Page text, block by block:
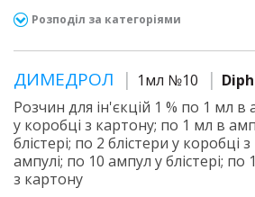
Розподіл за категоріями
ДИМЕДРОЛ 1мл №10
Розчин для ін'єкцій 1 % по 1 мл в
у коробці з картону; по 1 мл в
блістері; по 2 блістери у коробці
ампулі; по 10 ампул у блістері; по
з картону